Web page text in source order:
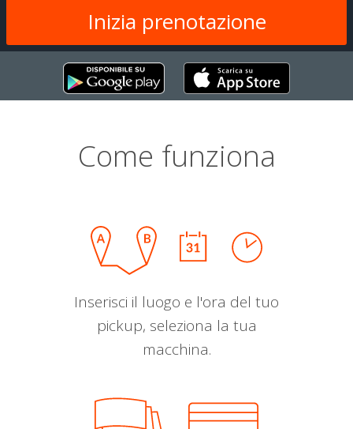
Come funziona
Inserisci il luogo e l'ora del tuo
pickup, seleziona la tua
macchina.